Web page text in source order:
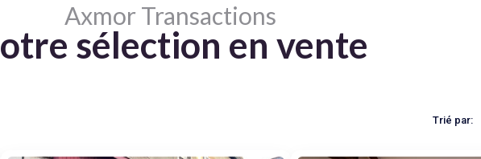
Axmor Transactions
otre sélection en vente
Trié par: